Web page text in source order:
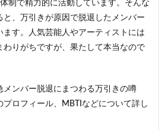
制で精力的に活動しています。そんな
と、万引きが原因で脱退したメンバー
ます。人気芸能人やアーティストには
わりがちですが、果たして本当なので
メンバー脱退にまつわる万引きの噂
プロフィール、MBTIなどについて詳し